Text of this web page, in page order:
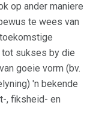
op ander maniere
te wees van
tot sukses by die
goeie vorm (bv.
'n bekende
, fiksheid- en